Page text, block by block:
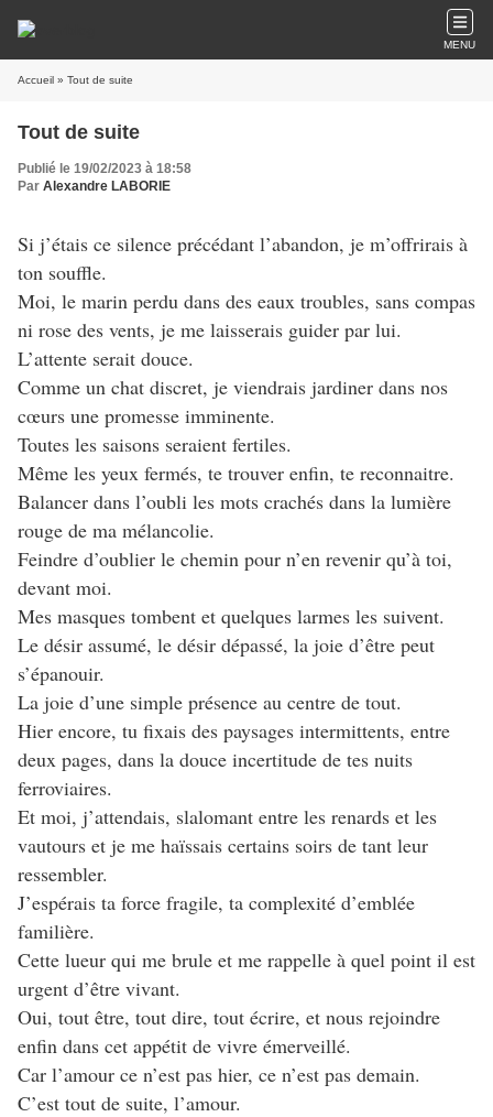
MENU
Accueil » Tout de suite
Tout de suite
Publié le 19/02/2023 à 18:58
Par Alexandre LABORIE
Si j’étais ce silence précédant l’abandon, je m’offrirais à
ton souffle.
Moi, le marin perdu dans des eaux troubles, sans compas
ni rose des vents, je me laisserais guider par lui.
L’attente serait douce.
Comme un chat discret, je viendrais jardiner dans nos
cœurs une promesse imminente.
Toutes les saisons seraient fertiles.
Même les yeux fermés, te trouver enfin, te reconnaitre.
Balancer dans l’oubli les mots crachés dans la lumière
rouge de ma mélancolie.
Feindre d’oublier le chemin pour n’en revenir qu’à toi,
devant moi.
Mes masques tombent et quelques larmes les suivent.
Le désir assumé, le désir dépassé, la joie d’être peut
s’épanouir.
La joie d’une simple présence au centre de tout.
Hier encore, tu fixais des paysages intermittents, entre
deux pages, dans la douce incertitude de tes nuits
ferroviaires.
Et moi, j’attendais, slalomant entre les renards et les
vautours et je me haïssais certains soirs de tant leur
ressembler.
J’espérais ta force fragile, ta complexité d’emblée
familière.
Cette lueur qui me brule et me rappelle à quel point il est
urgent d’être vivant.
Oui, tout être, tout dire, tout écrire, et nous rejoindre
enfin dans cet appétit de vivre émerveillé.
Car l’amour ce n’est pas hier, ce n’est pas demain.
C’est tout de suite, l’amour.